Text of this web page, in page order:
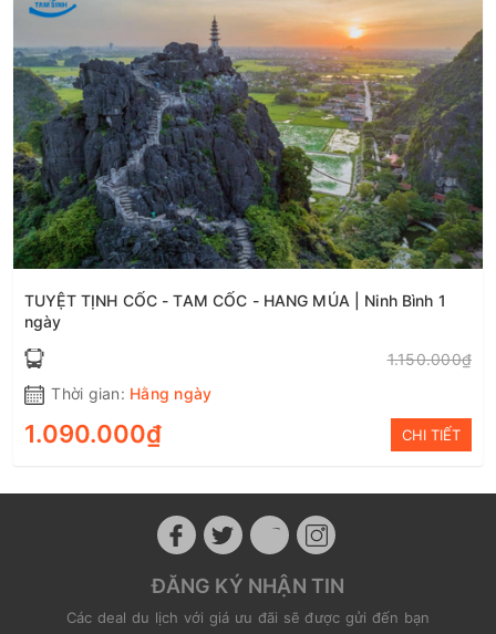
TUYỆT TỊNH CỐC - TAM CỐC - HANG MÚA | Ninh Bình 1
ngày
1.150.000₫
Thời gian: Hằng ngày
1.090.000₫ CHI TIẾT
ĐĂNG KÝ NHẬN TIN
Các deal du lịch với giá ưu đãi sẽ được gửi đến bạn